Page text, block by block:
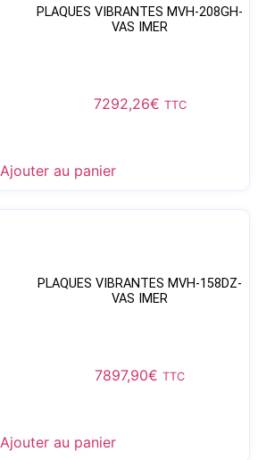
PLAQUES VIBRANTES MVH-208GH-
VAS IMER
7292,26€ TTC
Ajouter au panier
PLAQUES VIBRANTES MVH-158DZ-
VAS IMER
7897,90€ TTC
Ajouter au panier